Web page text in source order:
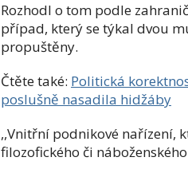
Rozhodl o tom podle
případ, který se týkal dvou
propuštěny.
Čtěte také: Politická
poslušně nasadila hidžáby
,,Vnitřní podnikové nařízení,
filozofického či